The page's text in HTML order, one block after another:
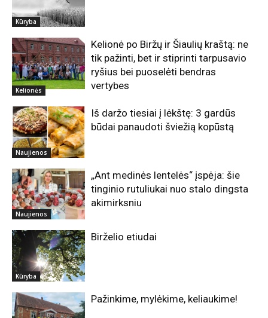
Kūryba
Kelionės
Kelionė po Biržų ir Šiaulių kraštą: ne
tik pažinti, bet ir stiprinti tarpusavio
ryšius bei puoselėti bendras
vertybes
Naujienos
Iš daržo tiesiai į lėkštę: 3 gardūs
būdai panaudoti šviežią kopūstą
Naujienos
„Ant medinės lentelės“ įspėja: šie
tinginio rutuliukai nuo stalo dingsta
akimirksniu
Kūryba
Birželio etiudai
Pažinkime, mylėkime, keliaukime!